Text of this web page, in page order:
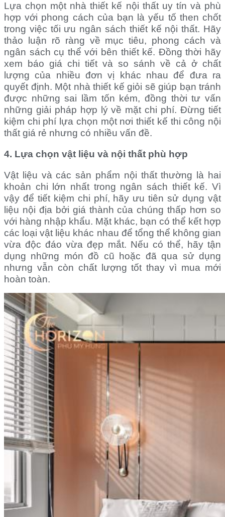
Lựa chọn một nhà thiết kế nội thất uy tín và phù
hợp với phong cách của bạn là yếu tố then chốt
trong việc tối ưu ngân sách thiết kế nội thất. Hãy
thảo luận rõ ràng về mục tiêu, phong cách và
ngân sách cụ thể với bên thiết kế. Đồng thời hãy
xem báo giá chi tiết và so sánh về cả ở chất
lượng của nhiều đơn vị khác nhau để đưa ra
quyết định. Một nhà thiết kế giỏi sẽ giúp bạn tránh
được những sai lầm tốn kém, đồng thời tư vấn
những giải pháp hợp lý về mặt chi phí. Đừng tiết
kiệm chi phí lựa chọn một nơi thiết kế thi công nội
thất giá rẻ nhưng có nhiều vấn đề.
4. Lựa chọn vật liệu và nội thất phù hợp
Vật liệu và các sản phẩm nội thất thường là hai
khoản chi lớn nhất trong ngân sách thiết kế. Vì
vậy để tiết kiệm chi phí, hãy ưu tiên sử dụng vật
liệu nội địa bởi giá thành của chúng thấp hơn so
với hàng nhập khẩu. Mặt khác, bạn có thể kết hợp
các loại vật liệu khác nhau để tổng thể không gian
vừa độc đáo vừa đẹp mắt. Nếu có thể, hãy tận
dụng những món đồ cũ hoặc đã qua sử dụng
nhưng vẫn còn chất lượng tốt thay vì mua mới
hoàn toàn.